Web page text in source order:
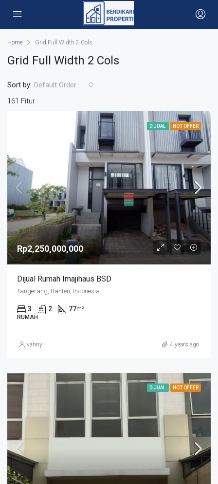
Home Grid Full Width 2 Cols
Grid Full Width 2 Cols
161 Fitur
Sort by: Default Order
DIJUAL HOT OFFER
Rp2,250,000,000
Dijual Rumah Imajihaus BSD
Tangerang, Banten, Indonesia
3 2 77m²
RUMAH
vanny 4 years ago
DIJUAL HOT OFFER